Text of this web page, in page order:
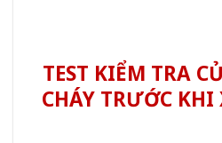
TEST KIỂM TRA
CHÁY TRƯỚC